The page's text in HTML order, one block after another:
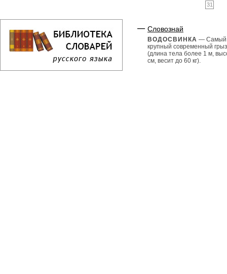
31
Словознай
ВОДОСВИНКА — Самый
крупный современный
(длина тела более 1 м,
см, весит до 60 кг).